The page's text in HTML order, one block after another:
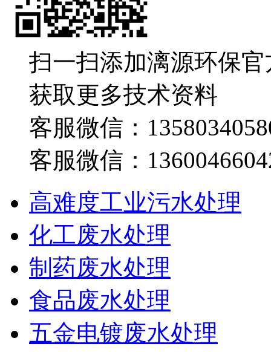
扫一扫添加漓源环保
获取更多技术资料
客服微信：
客服微信：
高难度工业污水处理
化工废水处理
制药废水处理
食品废水处理
五金电镀废水处理